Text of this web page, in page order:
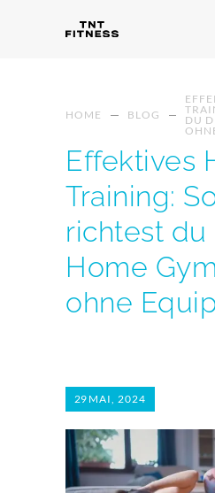
HOME BLOG
DU
Effektives
Training:
richtest du
Home
ohne
29 MAI, 2024